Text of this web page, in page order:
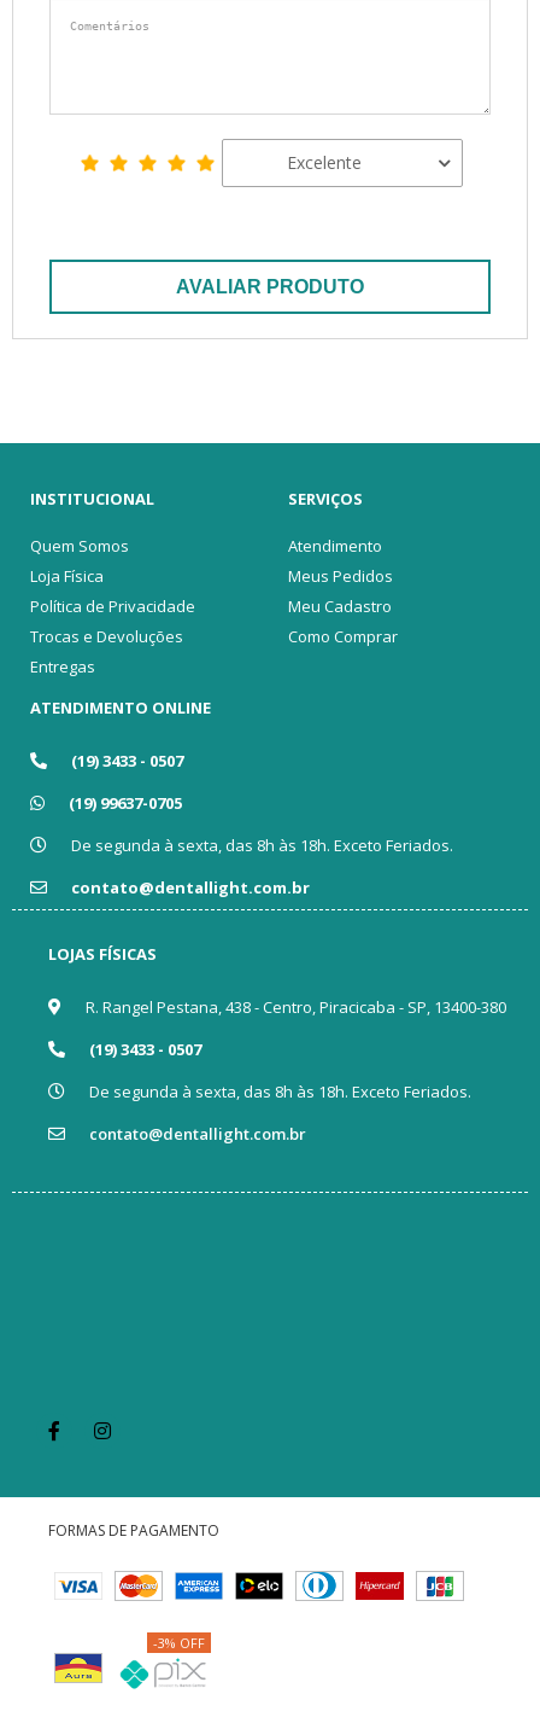
Excelente
AVALIAR PRODUTO
INSTITUCIONAL
Quem Somos
Loja Física
Política de Privacidade
Trocas e Devoluções
Entregas
SERVIÇOS
Atendimento
Meus Pedidos
Meu Cadastro
Como Comprar
ATENDIMENTO ONLINE
(19) 3433 - 0507
(19) 99637-0705
De segunda à sexta, das 8h às 18h. Exceto Feriados.
contato@dentallight.com.br
LOJAS FÍSICAS
R. Rangel Pestana, 438 - Centro, Piracicaba - SP, 13400-380
(19) 3433 - 0507
De segunda à sexta, das 8h às 18h. Exceto Feriados.
contato@dentallight.com.br
FORMAS DE PAGAMENTO
-3% OFF